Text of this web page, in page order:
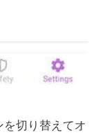
切り替えてオ